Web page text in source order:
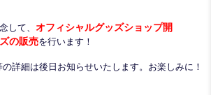
して、 オフィシャルグッズショップ開
の販売を行います！
詳細は後日お知らせいたします。お楽しみに！